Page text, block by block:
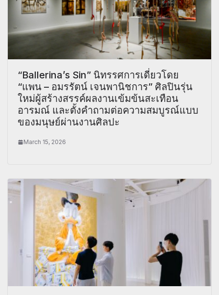
“Ballerina’s Sin” นิทรรศการเดี่ยวโดย
“แพน – อมรรัตน์ เจนพานิชการ” ศิลปินรุ่น
ใหม่ผู้สร้างสรรค์ผลงานเข้มข้นสะเทือน
อารมณ์ และตั้งคำถามต่อความสมบูรณ์แบบ
ของมนุษย์ผ่านงานศิลปะ
March 15, 2026